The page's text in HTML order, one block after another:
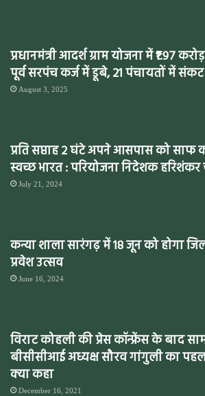
प्रधानमंत्री आदर्श ग्राम योजना में ₹1.97
पूर्व सरपंच कर्ज में डूबे, 21 पंचायतों में
August 3, 2025
प्रति सप्ताह 2 घंटे अपने आसपास को
स्वच्छ भारत : परियोजना निदेशक हरिशंकर
July 21, 2024
कन्या शाला सारंगढ़ में 18 जून को होगा
प्रवेश उत्सव
June 16, 2024
विराट कोहली की प्रेस कॉन्फ्रेंस के बाद
बीसीसीआई अध्यक्ष सौरव गांगुली का
क्या कहा
December 16, 2021